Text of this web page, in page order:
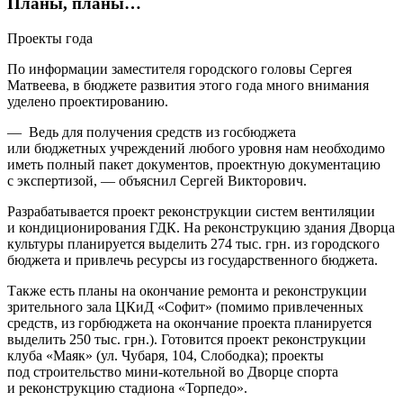
Проекты года
По информации заместителя городского головы Сергея
Матвеева, в бюджете развития этого года много внимания
уделено проектированию.
— Ведь для получения средств из госбюджета
или бюджетных учреждений любого уровня нам необходимо
иметь полный пакет документов, проектную документацию
с экспертизой, — объяснил Сергей Викторович.
Разрабатывается проект реконструкции систем вентиляции
и кондиционирования ГДК. На реконструкцию здания Дворца
культуры планируется выделить 274 тыс. грн. из городского
бюджета и привлечь ресурсы из государственного бюджета.
Также есть планы на окончание ремонта и реконструкции
зрительного зала ЦКиД «Софит» (помимо привлеченных
средств, из горбюджета на окончание проекта планируется
выделить 250 тыс. грн.). Готовится проект реконструкции
клуба «Маяк» (ул. Чубаря, 104, Слободка); проекты
под строительство мини-котельной во Дворце спорта
и реконструкцию стадиона «Торпедо».